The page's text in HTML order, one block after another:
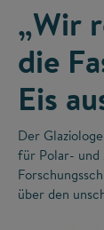
„Wir
die
Eis
Der
für Polar- und
über den